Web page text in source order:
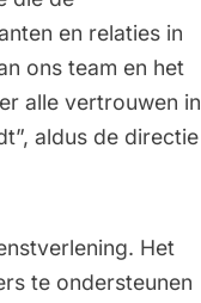
en relaties in
ons team en het
alle vertrouwen in
aldus de directie
Het
te ondersteunen